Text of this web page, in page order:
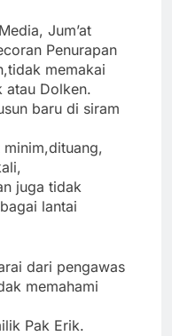
Jum’at
Penurapan
memakai
atau Dolken.
baru di siram
minim,dituang,
juga tidak
lantai
dari pengawas
memahami
Pak Erik.